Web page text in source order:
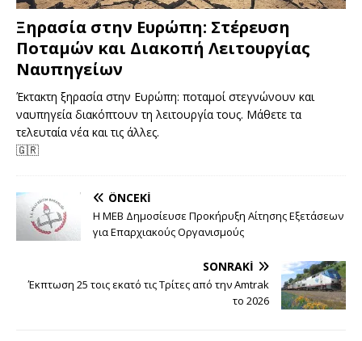
Ξηρασία στην Ευρώπη: Στέρευση
Ποταμών και Διακοπή Λειτουργίας
Ναυπηγείων
Έκτακτη ξηρασία στην Ευρώπη: ποταμοί στεγνώνουν και
ναυπηγεία διακόπτουν τη λειτουργία τους. Μάθετε τα
τελευταία νέα και τις άλλες.
🇬🇷
ÖNCEKI
Η ΜΕΒ Δημοσίευσε Προκήρυξη Αίτησης Εξετάσεων
για Επαρχιακούς Οργανισμούς
SONRAKI
Έκπτωση 25 τοις εκατό τις Τρίτες από την Amtrak
το 2026